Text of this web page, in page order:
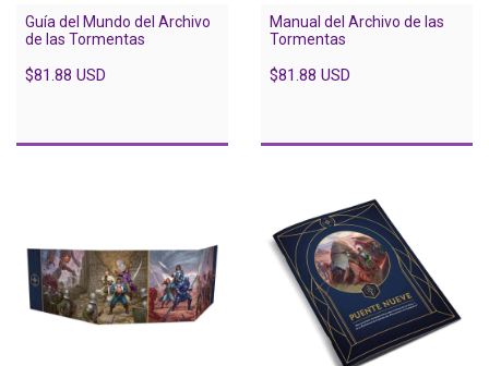
Guía del Mundo del Archivo
de las Tormentas
$81.88 USD
Manual del Archivo de las
Tormentas
$81.88 USD